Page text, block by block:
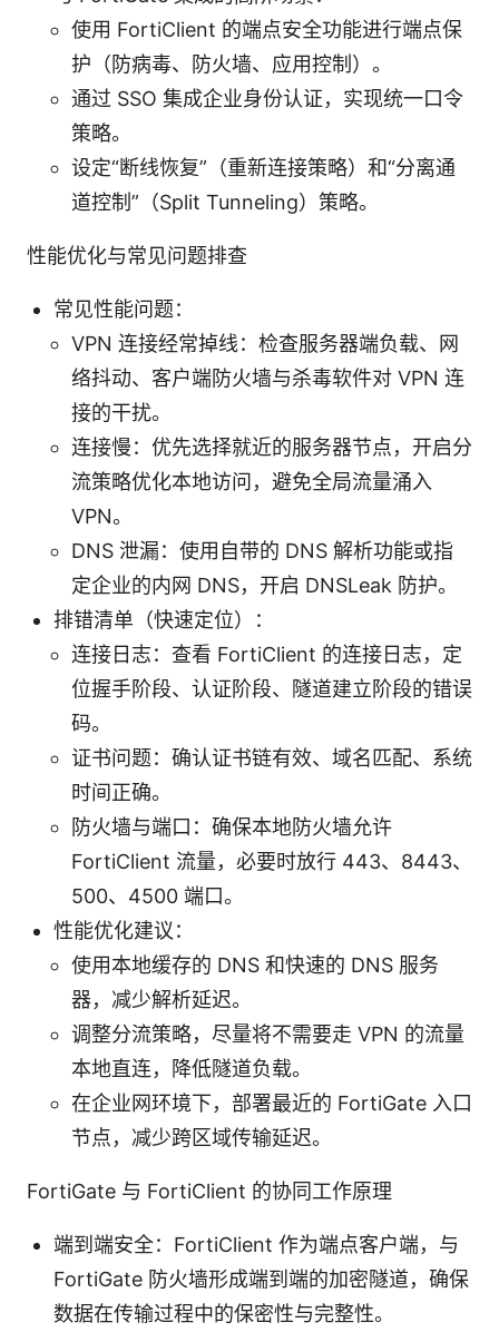
使用 FortiClient 的端点安全功能进行端点保
护（防病毒、防火墙、应用控制）。
通过 SSO 集成企业身份认证，实现统一口令
策略。
设定“断线恢复”（重新连接策略）和“分离通
道控制”（Split Tunneling）策略。
性能优化与常见问题排查
常见性能问题：
VPN 连接经常掉线：检查服务器端负载、网
络抖动、客户端防火墙与杀毒软件对 VPN 连
接的干扰。
连接慢：优先选择就近的服务器节点，开启分
流策略优化本地访问，避免全局流量涌入
VPN。
DNS 泄漏：使用自带的 DNS 解析功能或指
定企业的内网 DNS，开启 DNSLeak 防护。
排错清单（快速定位）：
连接日志：查看 FortiClient 的连接日志，定
位握手阶段、认证阶段、隧道建立阶段的错误
码。
证书问题：确认证书链有效、域名匹配、系统
时间正确。
防火墙与端口：确保本地防火墙允许
FortiClient 流量，必要时放行 443、8443、
500、4500 端口。
性能优化建议：
使用本地缓存的 DNS 和快速的 DNS 服务
器，减少解析延迟。
调整分流策略，尽量将不需要走 VPN 的流量
本地直连，降低隧道负载。
在企业网环境下，部署最近的 FortiGate 入口
节点，减少跨区域传输延迟。
FortiGate 与 FortiClient 的协同工作原理
端到端安全：FortiClient 作为端点客户端，与
FortiGate 防火墙形成端到端的加密隧道，确保
数据在传输过程中的保密性与完整性。